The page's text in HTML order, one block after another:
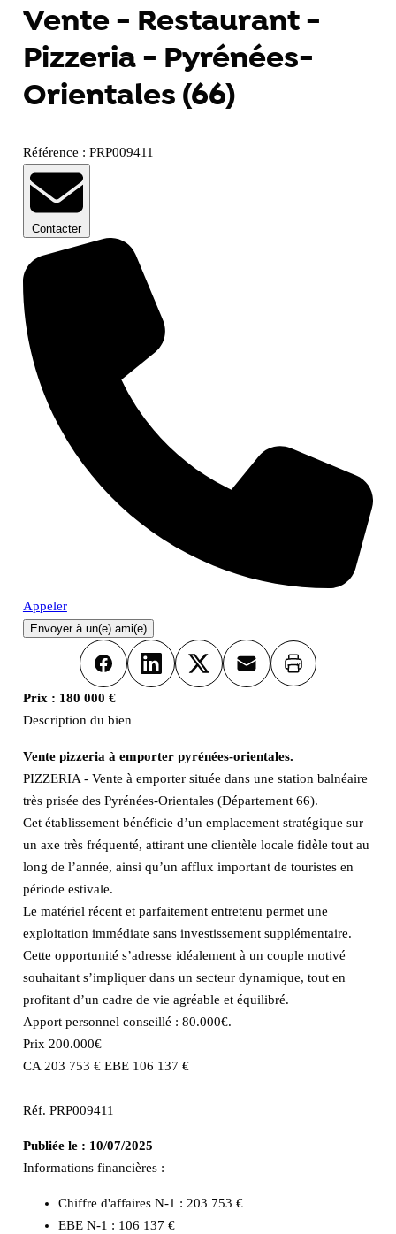
Vente - Restaurant -
Pizzeria - Pyrénées-
Orientales (66)
Référence : PRP009411
Contacter
Appeler
Envoyer à un(e) ami(e)
FacebookLinkedInX Email Imprimer
Prix : 180 000 €
Description du bien
Vente pizzeria à emporter pyrénées-orientales.
PIZZERIA - Vente à emporter située dans une station balnéaire
très prisée des Pyrénées-Orientales (Département 66).
Cet établissement bénéficie d’un emplacement stratégique sur
un axe très fréquenté, attirant une clientèle locale fidèle tout au
long de l’année, ainsi qu’un afflux important de touristes en
période estivale.
Le matériel récent et parfaitement entretenu permet une
exploitation immédiate sans investissement supplémentaire.
Cette opportunité s’adresse idéalement à un couple motivé
souhaitant s’impliquer dans un secteur dynamique, tout en
profitant d’un cadre de vie agréable et équilibré.
Apport personnel conseillé : 80.000€.
Prix 200.000€
CA 203 753 € EBE 106 137 €
Réf. PRP009411
Publiée le : 10/07/2025
Informations financières :
Chiffre d'affaires N-1 : 203 753 €
EBE N-1 : 106 137 €